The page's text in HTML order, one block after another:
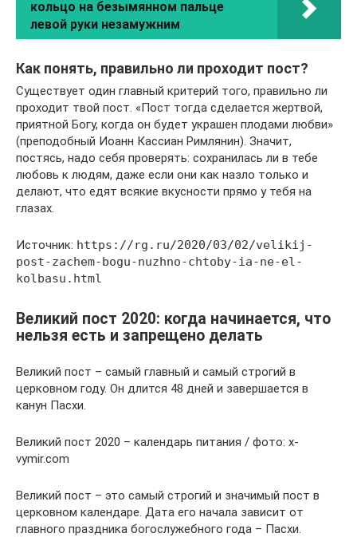
кольцо на безымянном пальце
левой руки незамужним
Как понять, правильно ли проходит пост?
Существует один главный критерий того, правильно ли
проходит твой пост. «Пост тогда сделается жертвой,
приятной Богу, когда он будет украшен плодами любви»
(преподобный Иоанн Кассиан Римлянин). Значит,
постясь, надо себя проверять: сохранилась ли в тебе
любовь к людям, даже если они как назло только и
делают, что едят всякие вкусности прямо у тебя на
глазах.
Источник: https://rg.ru/2020/03/02/velikij-
post-zachem-bogu-nuzhno-chtoby-ia-ne-el-
kolbasu.html
Великий пост 2020: когда начинается, что
нельзя есть и запрещено делать
Великий пост – самый главный и самый строгий в
церковном году. Он длится 48 дней и завершается в
канун Пасхи.
Великий пост 2020 – календарь питания / фото: x-
vymir.com
Великий пост – это самый строгий и значимый пост в
церковном календаре. Дата его начала зависит от
главного праздника богослужебного года – Пасхи.